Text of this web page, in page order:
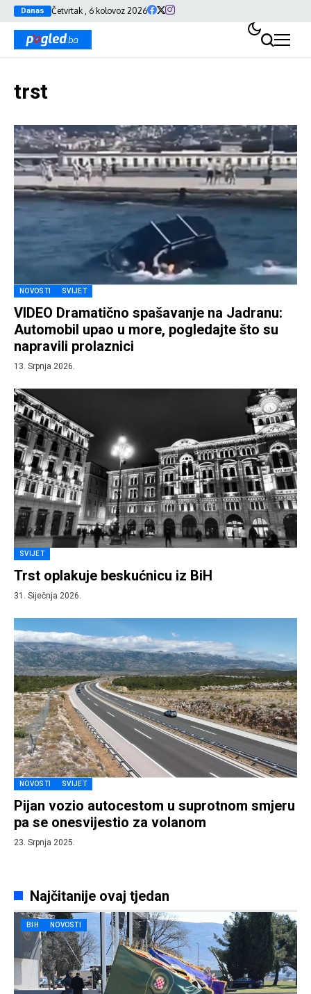
Danas Četvrtak , 6 kolovoz 2026
trst
NOVOSTI SVIJET
VIDEO Dramatično spašavanje na Jadranu:
Automobil upao u more, pogledajte što su
napravili prolaznici
13. Srpnja 2026.
SVIJET
Trst oplakuje beskućnicu iz BiH
31. Siječnja 2026.
NOVOSTI SVIJET
Pijan vozio autocestom u suprotnom smjeru
pa se onesvijestio za volanom
23. Srpnja 2025.
Najčitanije ovaj tjedan
BIH NOVOSTI